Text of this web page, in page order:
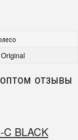
отзывы
C BLACK